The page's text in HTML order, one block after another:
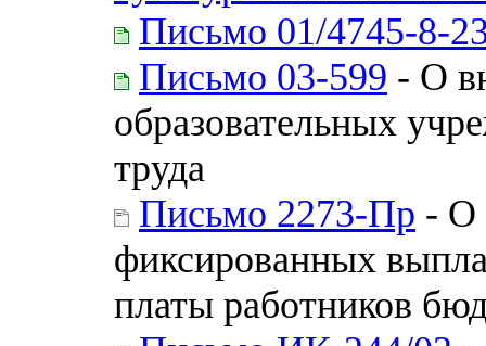
Письмо 01/4745-8-
Письмо 03-599 - О
образовательных
труда
Письмо 2273-Пр - О
фиксированных
платы работников